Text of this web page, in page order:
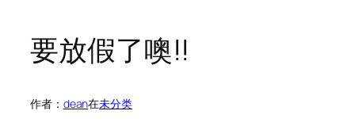
要放假了噢!!
作者： dean在未分类